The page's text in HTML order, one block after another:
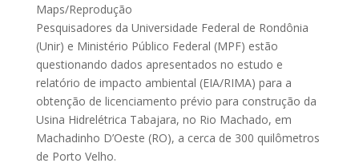
Maps/Reprodução
Pesquisadores da Universidade Federal de Rondônia
(Unir) e Ministério Público Federal (MPF) estão
questionando dados apresentados no estudo e
relatório de impacto ambiental (EIA/RIMA) para a
obtenção de licenciamento prévio para construção da
Usina Hidrelétrica Tabajara, no Rio Machado, em
Machadinho D’Oeste (RO), a cerca de 300 quilômetros
de Porto Velho.